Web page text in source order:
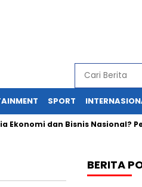
SPORT
dan Bisnis Nasional?
BERITA